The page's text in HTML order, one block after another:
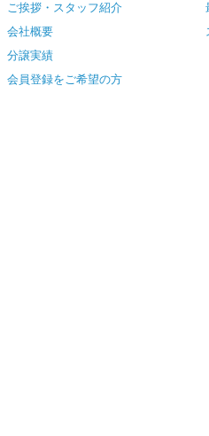
ご挨拶・スタッフ紹介
会社概要
分譲実績
会員登録をご希望の方